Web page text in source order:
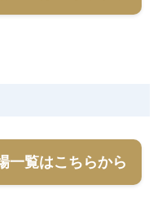
一覧はこちらから